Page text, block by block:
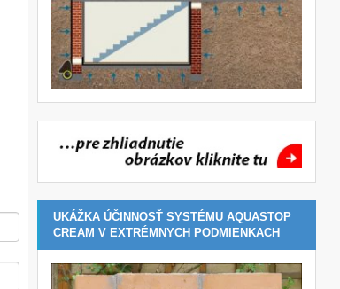
UKÁŽKA ÚČINNOSŤ SYSTÉMU AQUASTOP
CREAM V EXTRÉMNYCH PODMIENKACH